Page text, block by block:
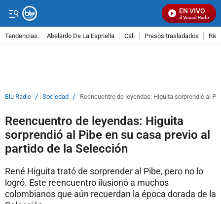
EN VIVO
Señal Visual Radio
Tendencias: Abelardo De La Espriella Cali Presos trasladados
Blu Radio / Sociedad / Reencuentro de leyendas: Higuita sorprendió al
Reencuentro de leyendas: Higuita
sorprendió al Pibe en su casa previo al
partido de la Selección
René Higuita trató de sorprender al Pibe, pero no lo
logró. Este reencuentro ilusionó a muchos
colombianos que aún recuerdan la época dorada de la